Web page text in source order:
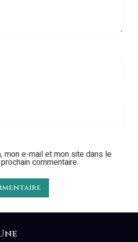
mon e-mail et mon site dans le
commentaire.